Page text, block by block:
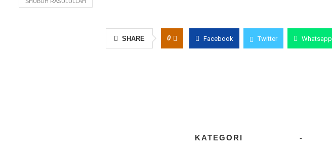
SHARE 0 Facebook Twitter Whatsapp
KATEGORI -